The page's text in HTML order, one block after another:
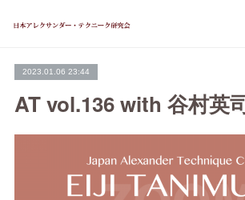
2023.01.06 23:44
AT vol.136 with 谷村英